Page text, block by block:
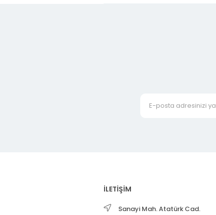
İLETİŞİM
Sanayi Mah. Atatürk Cad.